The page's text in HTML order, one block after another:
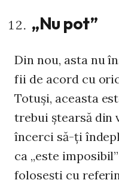
„Nu pot”
Din nou, asta nu
fii de acord cu
Totuși, aceasta
trebui ștearsă din
încerci să-ți
ca „este
folosești cu